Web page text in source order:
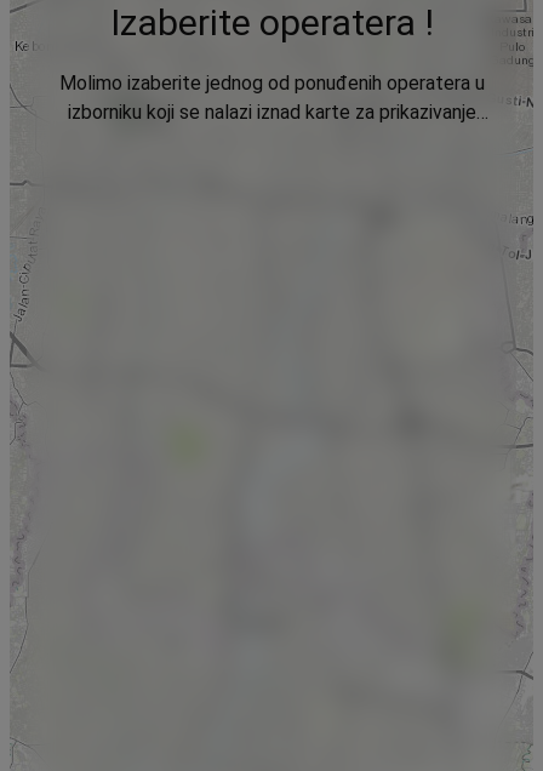
Izaberite operatera !
Molimo izaberite jednog od ponuđenih operatera u
izborniku koji se nalazi iznad karte za prikazivanje